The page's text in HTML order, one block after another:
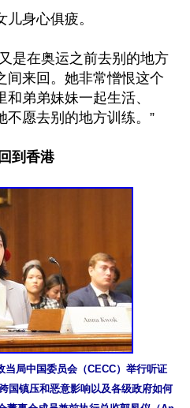
身心俱疲。
是在奥运之前去别的地方
间来回。她非常憎恨这个
弟弟妹妹一起生活、
不愿去别的地方训练。”
到香港
当局中国委员会（CECC）举行听证
国镇压和恶意影响以及各级政府如何